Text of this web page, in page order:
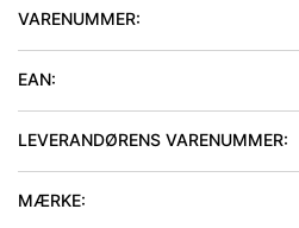
VARENUMMER:
EAN:
LEVERANDØRENS VARENUMMER:
MÆRKE: